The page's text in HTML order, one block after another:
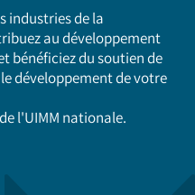
industries de la
au développement
bénéficiez du soutien de
développement de votre
l'UIMM nationale.